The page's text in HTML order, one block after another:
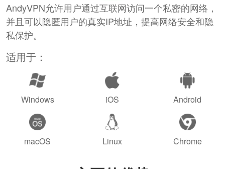
AndyVPN允许用户通过互联网访问一个私密的网络，
并且可以隐匿用户的真实IP地址，提高网络安全和隐
私保护。
适用于：
Windows iOS Android
macOS Linux Chrome